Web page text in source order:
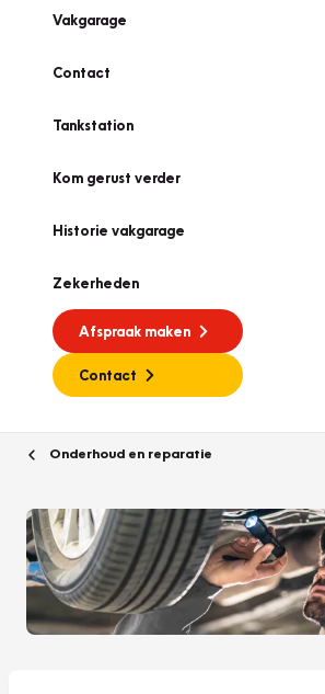
Vakgarage
Contact
Tankstation
Kom gerust verder
Historie vakgarage
Zekerheden
Afspraak maken
Contact
Onderhoud en reparatie